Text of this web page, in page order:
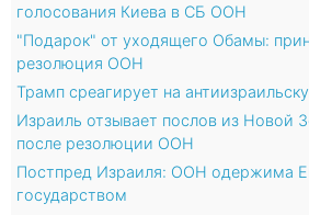
голосования Киева в СБ ООН
"Подарок" от уходящего Обамы:
резолюция ООН
Трамп среагирует на
Израиль отзывает послов из Новой
после резолюции ООН
Постпред Израиля: ООН одержима
государством